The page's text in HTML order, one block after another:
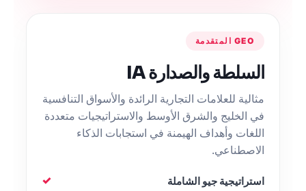
GEO المتقدمة
السلطة والصدارة IA
مثالية للعلامات التجارية الرائدة والأسواق التنافسية
في الخليج والشرق الأوسط والاستراتيجيات متعددة
اللغات وأهداف الهيمنة في استجابات الذكاء
الاصطناعي.
استراتيجية جيو الشاملة